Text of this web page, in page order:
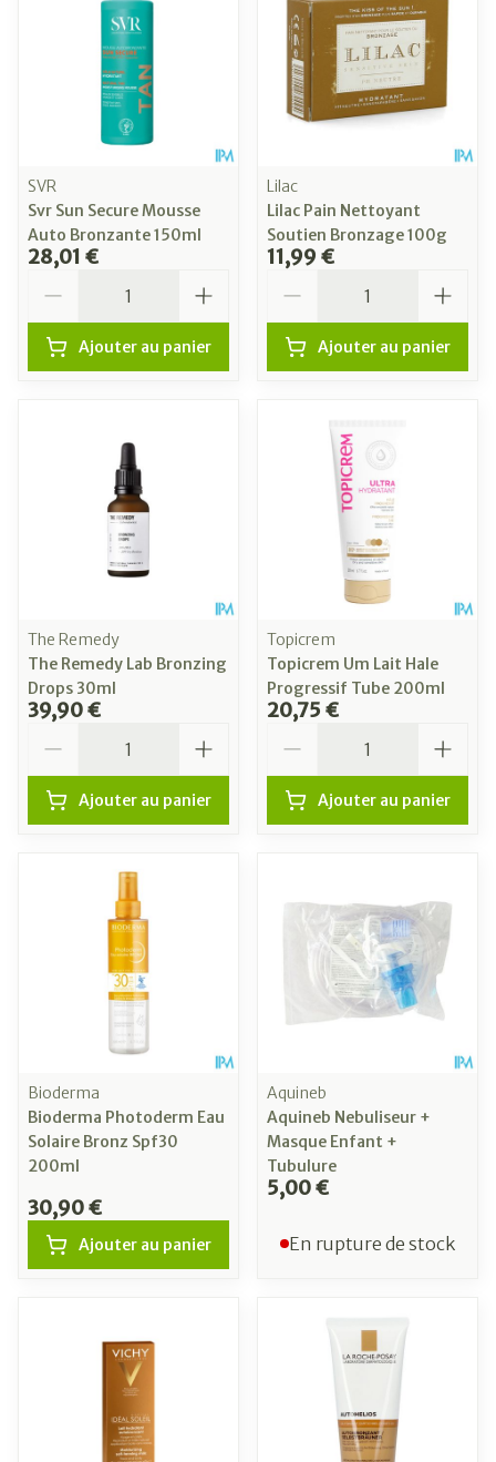
SVR
Svr Sun Secure Mousse
Auto Bronzante 150ml
28,01 €
Ajouter au panier
Lilac
Lilac Pain Nettoyant
Soutien Bronzage 100g
11,99 €
Ajouter au panier
The Remedy
The Remedy Lab Bronzing
Drops 30ml
39,90 €
Ajouter au panier
Topicrem
Topicrem Um Lait Hale
Progressif Tube 200ml
20,75 €
Ajouter au panier
Bioderma
Bioderma Photoderm Eau
Solaire Bronz Spf30
200ml
30,90 €
Ajouter au panier
Aquineb
Aquineb Nebuliseur +
Masque Enfant +
Tubulure
5,00 €
En rupture de stock